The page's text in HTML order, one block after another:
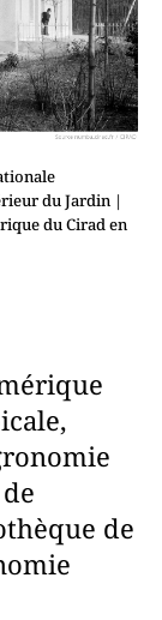
du Jardin |
du Cirad en
de